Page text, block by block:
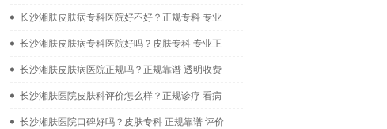
长沙湘肤皮肤病专科医院好不好？正规专科 专业
长沙湘肤皮肤病专科医院好吗？皮肤专科 专业正
长沙湘肤皮肤病医院正规吗？正规靠谱 透明收费
长沙湘肤医院皮肤科评价怎么样？正规诊疗 看病
长沙湘肤医院口碑好吗？皮肤专科 正规靠谱 评价